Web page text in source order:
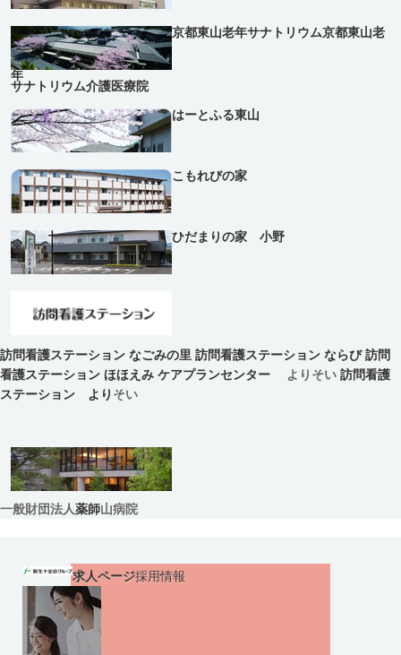
京都東山老年サナトリウム京都東山老
年
サナトリウム介護医療院
はーとふる東山
こもれびの家
ひだまりの家 小野
訪問看護ステーション なごみの里 訪問看護ステーション ならび 訪問
看護ステーション ほほえみ ケアプランセンター よりそい 訪問看護
ステーション より そい
一般財団法人薬師山病院
求人ページ採用情報